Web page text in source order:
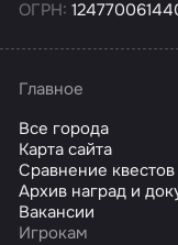
ОГРН:
Главное
Все города
Карта сайта
Сравнение квестов
Архив наград и
Вакансии
Игрокам